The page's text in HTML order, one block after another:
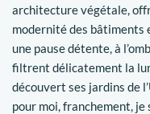
architecture végétale,
modernité des bâtiments
une pause détente, à
filtrent délicatement la
découvert ses jardins de
pour moi, franchement, je